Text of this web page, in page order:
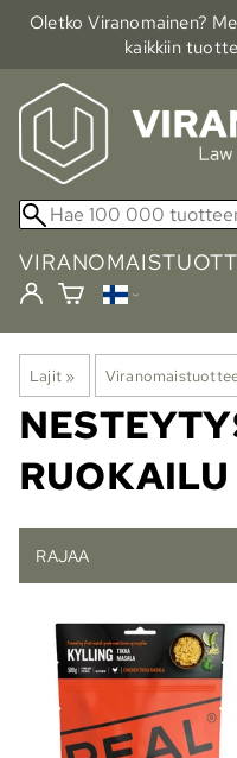
Oletko Viranomainen?
kaikkiin
Lajit ‪»
RUOKAILU
RAJAA